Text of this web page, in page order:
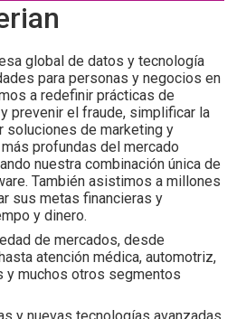
global de datos y tecnología
para personas y negocios en
a redefinir prácticas de
prevenir el fraude, simplificar la
soluciones de marketing y
profundas del mercado
nuestra combinación única de
También asistimos a millones
sus metas financieras y
y dinero.
de mercados, desde
atención médica, automotriz,
y muchos otros segmentos